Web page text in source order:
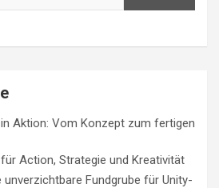
Aktion: Vom Konzept zum fertigen
Action, Strategie und Kreativität
unverzichtbare Fundgrube für Unity-